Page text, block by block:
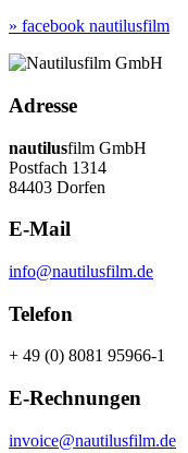
» facebook nautilusfilm
Adresse
nautilusfilm GmbH
Postfach 1314
84403 Dorfen
E-Mail
info@nautilusfilm.de
Telefon
+ 49 (0) 8081 95966-1
E-Rechnungen
invoice@nautilusfilm.de